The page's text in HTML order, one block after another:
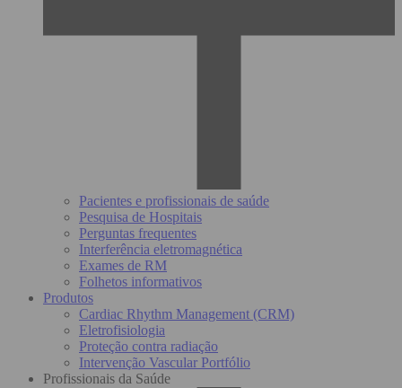
Pacientes e profissionais de saúde
Pesquisa de Hospitais
Perguntas frequentes
Interferência eletromagnética
Exames de RM
Folhetos informativos
Produtos
Cardiac Rhythm Management (CRM)
Eletrofisiologia
Proteção contra radiação
Intervenção Vascular Portfólio
Profissionais da Saúde